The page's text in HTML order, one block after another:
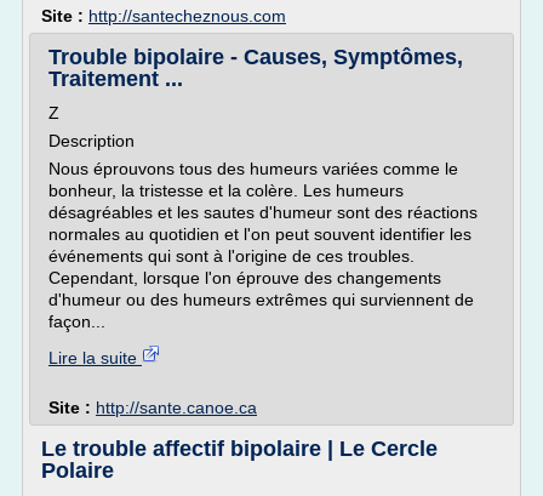
Site : http://santecheznous.com
Trouble bipolaire - Causes, Symptômes,
Traitement ...
Z
Description
Nous éprouvons tous des humeurs variées comme le
bonheur, la tristesse et la colère. Les humeurs
désagréables et les sautes d'humeur sont des réactions
normales au quotidien et l'on peut souvent identifier les
événements qui sont à l'origine de ces troubles.
Cependant, lorsque l'on éprouve des changements
d'humeur ou des humeurs extrêmes qui surviennent de
façon...
Lire la suite
Site : http://sante.canoe.ca
Le trouble affectif bipolaire | Le Cercle
Polaire